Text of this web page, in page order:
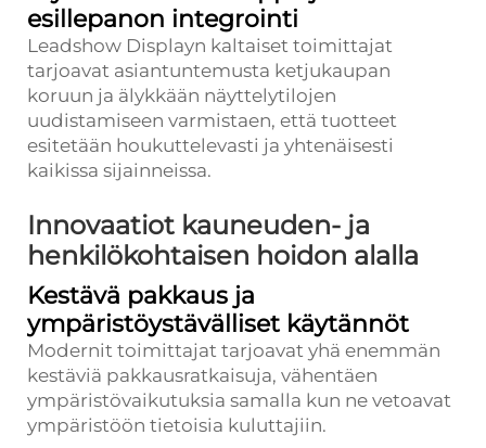
esillepanon integrointi
Leadshow Displayn kaltaiset toimittajat
tarjoavat asiantuntemusta ketjukaupan
koruun ja älykkään näyttelytilojen
uudistamiseen varmistaen, että tuotteet
esitetään houkuttelevasti ja yhtenäisesti
kaikissa sijainneissa.
Innovaatiot kauneuden- ja
henkilökohtaisen hoidon alalla
Kestävä pakkaus ja
ympäristöystävälliset käytännöt
Modernit toimittajat tarjoavat yhä enemmän
kestäviä pakkausratkaisuja, vähentäen
ympäristövaikutuksia samalla kun ne vetoavat
ympäristöön tietoisia kuluttajiin.